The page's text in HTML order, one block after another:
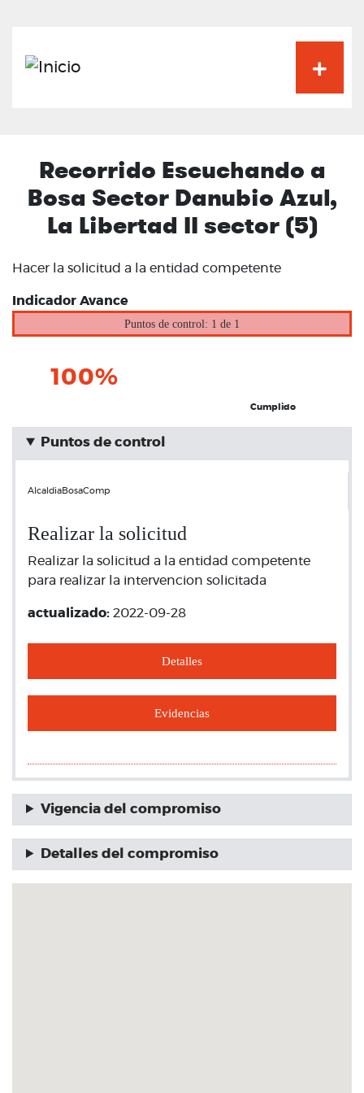
Recorrido Escuchando a
Bosa Sector Danubio Azul,
La Libertad II sector (5)
Hacer la solicitud a la entidad competente
Indicador Avance
Puntos de control: 1 de 1
100%
Cumplido
Puntos de control
AlcaldiaBosaComp
Realizar la solicitud
Realizar la solicitud a la entidad competente
para realizar la intervencion solicitada
actualizado: 2022-09-28
Detalles
Evidencias
Vigencia del compromiso
Detalles del compromiso